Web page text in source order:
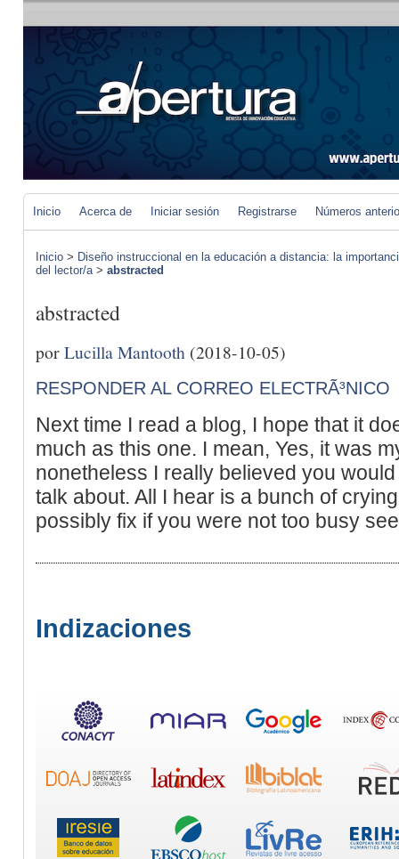
Inicio Acerca de Iniciar sesión Registrarse Números
Inicio > Diseño instruccional en la educación a distancia: la
del lector/a> abstracted
abstracted
porLucilla Mantooth (2018-10-05)
RESPONDER AL CORREO ELECTRÃ³NICO
Next time I read a blog, I hope that it
much as this one. I mean, Yes, it was
nonetheless I really believed you
talk about. All I hear is a bunch of
possibly fix if you were not too busy
Indizaciones